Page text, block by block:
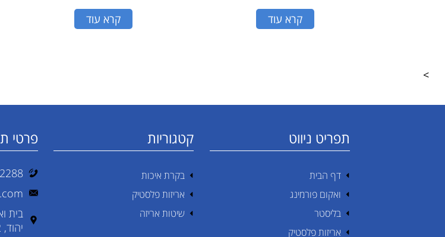
קרא עוד קרא עוד
>
תפריט ניווט
דף הבית
ואקום פורמינג
בליסטר
אריזות פלסטיק
קטגוריות
בקרת איכות
אריזות פלסטיק
שיטות אריזה
פרטי
יהוד, 5610002 ת.ד 78.